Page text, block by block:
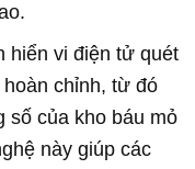
hiển vi điện tử quét
chỉnh, từ đó
số của kho báu mỏ
này giúp các